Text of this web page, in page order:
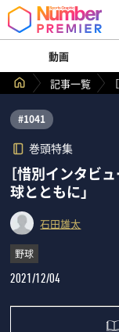
動画
記事一覧
#1041
巻頭特集
［惜別インタビ
球とともに」
石田雄太
野球
2021/12/04